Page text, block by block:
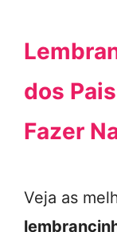
dos
Fazer
Veja as